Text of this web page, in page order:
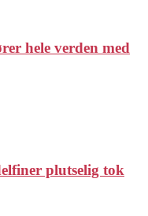
hele verden med
plutselig tok